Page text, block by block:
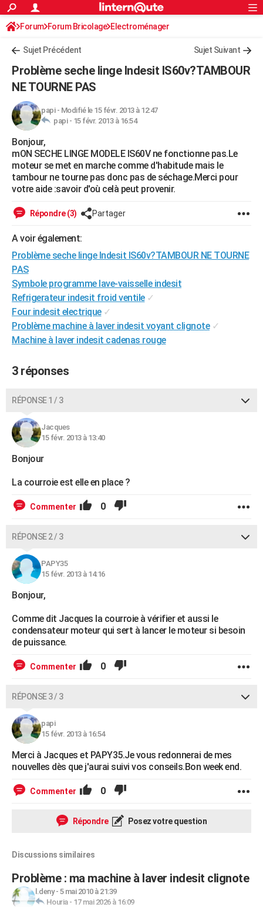
ACTUALITÉS
Politique
Société
Faits Divers
Education
Monde
Villes
+
Programme TV
TNTStreaming
Cinéma
Sorties cinéma
Musique
+FINANCE
Retraite
Impôts
Epargne
Immobilier
Risques naturels par ville
Banque
Assurance
Crédit
AUTO
Essais
Réserver un essai
Citadines
Berlines
SUV
Forum auto
HIGH-TECH
Mobiles
Meilleur smartphone
Internet
Ordinateurs
Jeux vidéo
Guide high-tech
+BRICOLAGE
Forum
Aménagement intérieur
Extérieur
Cuisine
Salle de bains
Jardinage
Rangement
WEEK-END
LIFESTYLE
Alimentation
Guide de la santé
Maladies
Médicaments
Sommeil
VOYAGE
Destinations
City break
Voyage nature
Voyage de noces
Forum
Climat
+PHOTO
GUIDES D'ACHAT
BONS PLANS
Carte de Noël
Carte Bonne année
Carte Saint-Valentin
Carte Pâques
Carte d'anniversaire
DICTIONNAIRE
Dictionnaire
Biographies
Citations
Expressions
Proverbes
PROGRAMME TV
COPAINS D'AVANT
S'inscrire
Se connecter
Lycées
Collèges
Primaires
Universités
Entreprises
Service militaire
Avis de recherche
AVIS DE DÉCÈS
S'inscrire
Connexion
Forum Forum Bricolage Electroménager
Sujet Précédent Sujet Suivant
Problème seche linge Indesit IS60v?TAMBOUR
NE TOURNE PAS
papi- Modifié le 15 févr. 2013 à 12:47
papi - 15 févr. 2013 à 16:54
Bonjour,
mON SECHE LINGE MODELE IS60V ne fonctionne pas.Le
moteur se met en marche comme d'habitude mais le
tambour ne tourne pas donc pas de séchage.Merci pour
votre aide :savoir d'où celà peut provenir.
Répondre (3) Partager
A voir également:
Problème seche linge Indesit IS60v?TAMBOUR NE TOURNE
PAS
Symbole programme lave-vaisselle indesit
Refrigerateur indesit froid ventile ✓
Four indesit electrique ✓
Problème machine à laver indesit voyant clignote ✓
Machine à laver indesit cadenas rouge
3 réponses
RÉPONSE 1 / 3
Jacques
15 févr. 2013 à 13:40
Bonjour
La courroie est elle en place ?
Commenter 0
RÉPONSE 2 / 3
PAPY35
15 févr. 2013 à 14:16
Bonjour,
Comme dit Jacques la courroie à vérifier et aussi le
condensateur moteur qui sert à lancer le moteur si besoin
de puissance.
Commenter 0
RÉPONSE 3 / 3
papi
15 févr. 2013 à 16:54
Merci à Jacques et PAPY35.Je vous redonnerai de mes
nouvelles dès que j'aurai suivi vos conseils.Bon week end.
Commenter 0
Répondre Posez votre question
Discussions similaires
Problème : ma machine à laver indesit clignote
l.deny- 5 mai 2010 à 21:39
Houria- 17 mai 2026 à 16:09